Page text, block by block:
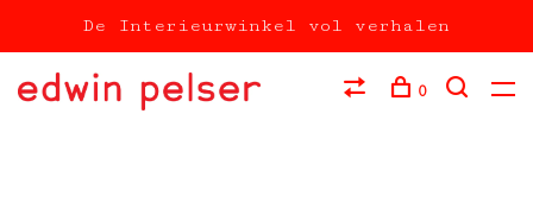
De Interieurwinkel vol verhalen
0